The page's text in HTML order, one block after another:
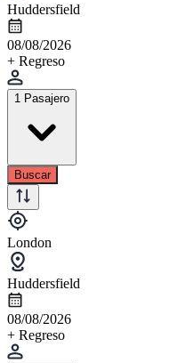
Huddersfield
08/08/2026
+ Regreso
1 Pasajero
Buscar
London
Huddersfield
08/08/2026
+ Regreso